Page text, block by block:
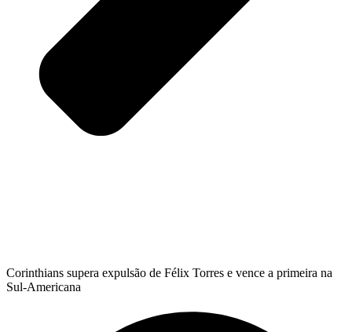
Corinthians supera expulsão de Félix Torres e vence a primeira na
Sul-Americana